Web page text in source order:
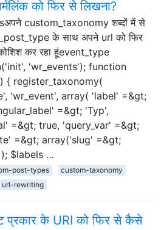
को फिर से लिखना?
custom_taxonomy शब्दों में से
के साथ अपने url को फिर
कर रहा हूंevent_type
'wr_events'); function
{ register_taxonomy(
'wr_event', array( 'label' =&gt;
=&gt; 'Typ',
=&gt; true, 'query_var' =&gt;
=&gt; array('slug' =&gt;
$labels …
post-types
custom-taxonomy
url-rewriting
प्रकार के URI को फिर से कैसे